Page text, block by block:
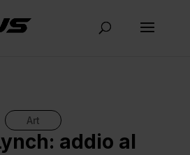
Art
addio al